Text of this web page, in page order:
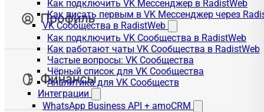
Как подключить VK Мессенджер в RadistWeb
Как писать первым в VK Мессенджер через
VK Сообщества в RadistWeb
Как подключить VK Сообщества в RadistWeb
Как работают чаты VK Сообщества в RadistWeb
Частые вопросы: VK Сообщества
Чёрный список для VK Сообщества
Аналитика для VK Сообществ
Интеграции
WhatsApp Business API + amoCRM